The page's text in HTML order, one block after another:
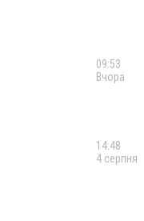
09:53
Вчора
14:48
4 серпня